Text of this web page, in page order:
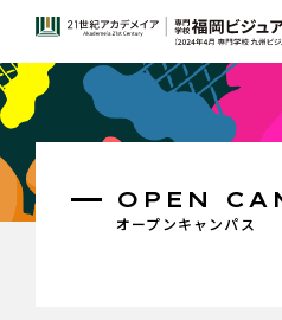
オープンキャンパス
OPEN